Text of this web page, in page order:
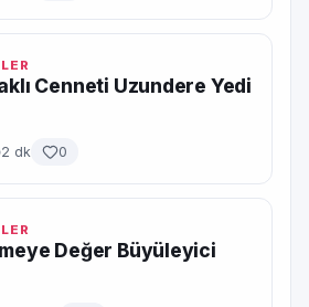
Cenneti Uzundere Yedi
2 dk 0
Değer Büyüleyici